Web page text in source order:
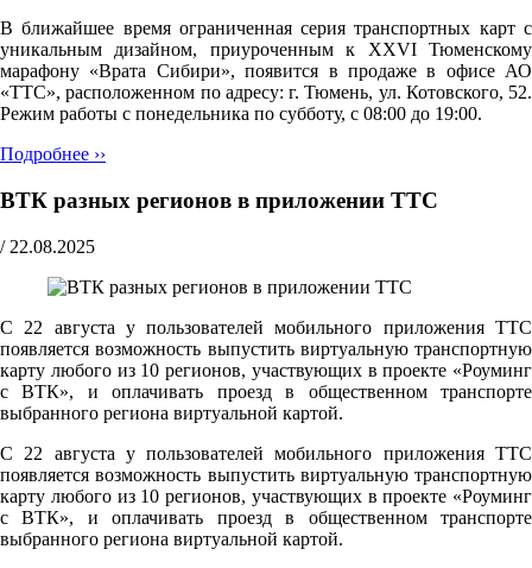
В ближайшее время ограниченная серия транспортных карт с
уникальным дизайном, приуроченным к XXVI Тюменскому
марафону «Врата Сибири», появится в продаже в офисе АО
«ТТС», расположенном по адресу: г. Тюмень, ул. Котовского, 52.
Pежим работы с понедельника по субботу, с 08:00 до 19:00.
Подробнее ››
ВТК разных регионов в приложении ТТС
/ 22.08.2025
С 22 августа у пользователей мобильного приложения ТТС
появляется возможность выпустить виртуальную транспортную
карту любого из 10 регионов, участвующих в проекте «Роуминг
с ВТК», и оплачивать проезд в общественном транспорте
выбранного региона виртуальной картой.
С 22 августа у пользователей мобильного приложения ТТС
появляется возможность выпустить виртуальную транспортную
карту любого из 10 регионов, участвующих в проекте «Роуминг
с ВТК», и оплачивать проезд в общественном транспорте
выбранного региона виртуальной картой.